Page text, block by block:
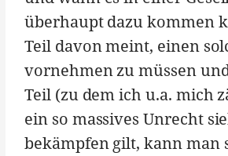
überhaupt dazu kommen
Teil davon meint, einen
vornehmen zu müssen
Teil (zu dem ich u.a. mich
ein so massives Unrecht
bekämpfen gilt, kann man